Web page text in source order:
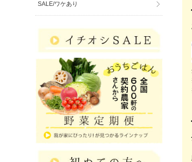
SALE/ワケあり